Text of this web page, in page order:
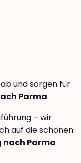
und sorgen für
Parma
– wir
auf die schönen
nach Parma